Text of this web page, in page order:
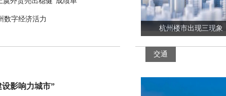
数字经济活力
杭州楼市出现三现象
设影响力城市”
交通